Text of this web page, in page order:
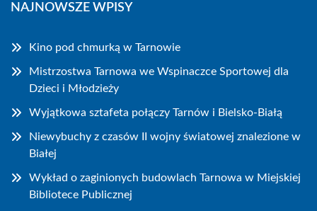
NAJNOWSZE WPISY
Kino pod chmurką w Tarnowie
Mistrzostwa Tarnowa we Wspinaczce Sportowej dla
Dzieci i Młodzieży
Wyjątkowa sztafeta połączy Tarnów i Bielsko-Białą
Niewybuchy z czasów II wojny światowej znalezione w
Białej
Wykład o zaginionych budowlach Tarnowa w Miejskiej
Bibliotece Publicznej